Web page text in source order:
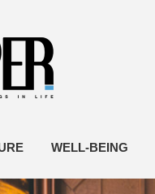
WELL-BEING